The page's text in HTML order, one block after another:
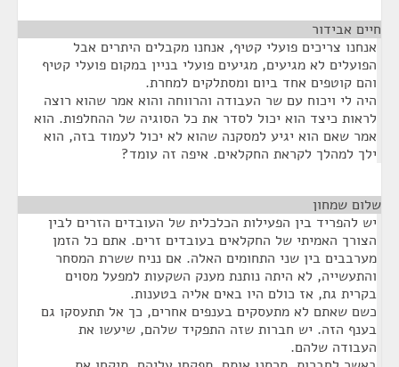
חיים אבידור
אנחנו צריכים פועלי קטיף, אנחנו מקבלים היתרים אבל
הפועלים לא מגיעים, מגיעים פועלי בניין במקום פועלי קטיף
והם קוטפים אחד ביום ומסתלקים למחרת.
היה לי ויכוח עם שר העבודה והרווחה והוא אמר שהוא רוצה
לראות כיצד הוא יכול לסדר את כל הסוגיה של ההחלפות. הוא
אמר שאם הוא יגיע למסקנה שהוא לא יכול לעמוד בזה, הוא
ילך למהלך לקראת החקלאים. איפה זה עומד?
שלום שמחון
יש להפריד בין הפעילות הכלכלית של העובדים הזרים לבין
הצורך האמיתי של החקלאים בעובדים זרים. אתם כל הזמן
מערבבים בין שני התחומים האלה. אם נניח ששרת המסחר
והתעשייה, לא היתה נותנת מענק השקעות למפעל מסוים
בקרית גת, אז כולם היו באים אליה בטענות.
כשם שאתם לא מתעסקים בענפים אחרים, כך אל תתעסקו גם
בענף הזה. יש חברות שזה התפקיד שלהם, שיעשו את
העבודה שלהם.